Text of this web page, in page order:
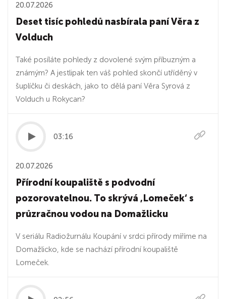
20.07.2026
Deset tisíc pohledů nasbírala paní Věra z
Volduch
Také posíláte pohledy z dovolené svým příbuzným a
známým? A jestlipak ten váš pohled skončí utříděný v
šuplíčku či deskách, jako to dělá paní Věra Syrová z
Volduch u Rokycan?
03:16
20.07.2026
Přírodní koupaliště s podvodní
pozorovatelnou. To skrývá ‚Lomeček‘ s
průzračnou vodou na Domažlicku
V seriálu Radiožurnálu Koupání v srdci přírody míříme na
Domažlicko, kde se nachází přírodní koupaliště
Lomeček.